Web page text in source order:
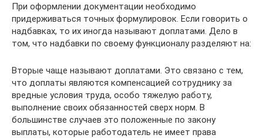
При оформлении документации необходимо
придерживаться точных формулировок. Если говорить о
надбавках, то их иногда называют доплатами. Дело в
том, что надбавки по своему функционалу разделяют на:
Вторые чаще называют доплатами. Это связано с тем,
что доплаты являются компенсацией сотруднику за
вредные условия труда, особо тяжелую работу,
выполнение своих обязанностей сверх норм. В
большинстве случаев это положенные по закону
выплаты, которые работодатель не имеет права